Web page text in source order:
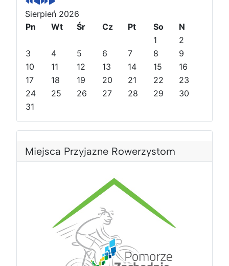
z
e
d
i
r
o
k
z
e
d
m
i
e
s
ą
ę
p
ę
p
n
m
e
s
c
Sierpień 2026
Pn
Wt Śr Cz Pt So
N
1
2
3
4 5 6 7 8
9
10
11 12 13 14 15
16
17
18 19 20 21 22
23
24
25 26 27 28 29
30
31
Miejsca Przyjazne Rowerzystom